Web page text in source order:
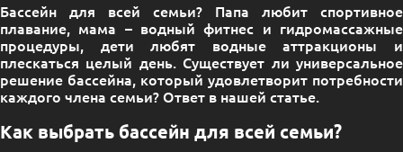
Бассейн для всей семьи? Папа любит спортивное
плавание, мама – водный фитнес и гидромассажные
процедуры, дети любят водные аттракционы и
плескаться целый день. Существует ли универсальное
решение бассейна, который удовлетворит потребности
каждого члена семьи? Ответ в нашей статье.
Как выбрать бассейн для всей семьи?